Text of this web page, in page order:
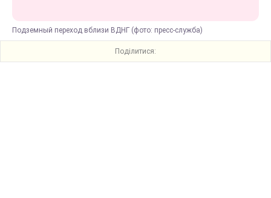
Подземный переход вблизи ВДНГ (фото: пресс-служба)
Поділитися: